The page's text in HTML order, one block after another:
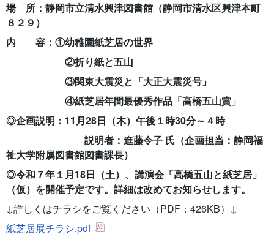
場 所：静岡市立清水興津図書館（静岡市清水区興津本町
８２９）
内 容： ①幼稚園紙芝居の世界
②折り紙と五山
③関東大震災と「大正大震災号」
④紙芝居年間最優秀作品「高橋五山賞」
◎企画説明： 11 月28日（木）午後１時30分～４時
説明者：進藤令子 氏（企画担当：静岡福
祉大学附属図書館図書課長）
◎令和７年１月18日（土）、講演会「高橋五山と紙芝居」
（仮）を開催予定です。詳細は改めてお知らせします。
↓詳しくはチラシをご覧ください（PDF ： 426KB） ↓
紙芝居展チラシ.pdf